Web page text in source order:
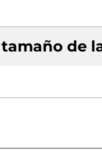
tamaño de